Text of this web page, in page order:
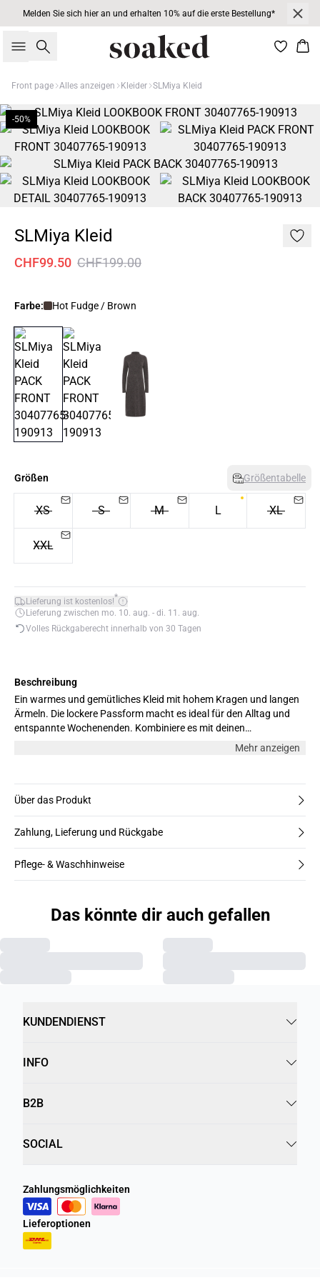
Melden Sie sich hier an und erhalten 10% auf die erste Bestellung*
Suche
Front page Alles anzeigen Kleider SLMiya Kleid
-50%
SLMiya Kleid
CHF99.50 CHF199.00
Farbe: Hot Fudge / Brown
Größen Größentabelle
XS S M L XL
XXL
Lieferung ist kostenlos!*
Lieferung zwischen mo. 10. aug. - di. 11. aug.
Volles Rückgaberecht innerhalb von 30 Tagen
Beschreibung
Ein warmes und gemütliches Kleid mit hohem Kragen und langen
Ärmeln. Die lockere Passform macht es ideal für den Alltag und
entspannte Wochenenden. Kombiniere es mit deinen
Lieblingsschuhen für einen legeren, aber eleganten Look. DasMehr anzeigen
Über das Produkt
Zahlung, Lieferung und Rückgabe
Pflege- & Waschhinweise
Das könnte dir auch gefallen
KUNDENDIENST
INFO
B2B
SOCIAL
Zahlungsmöglichkeiten
Lieferoptionen